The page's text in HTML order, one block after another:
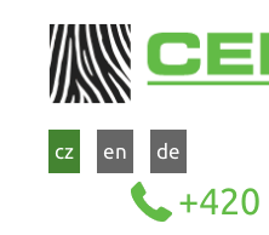
cz en de
+420